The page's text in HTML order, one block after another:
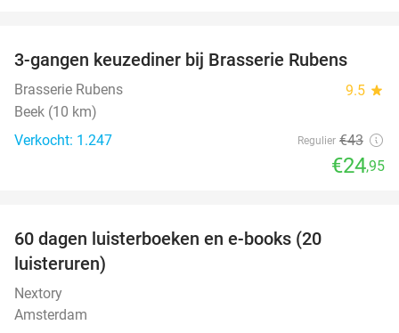
42%
3-gangen keuzediner bij Brasserie Rubens
Brasserie Rubens 9.5 star
Beek (10 km)
Verkocht: 1.247
Regulier €43
€24,95
60 dagen luisterboeken en e-books (20
luisteruren)
Nextory
Amsterdam